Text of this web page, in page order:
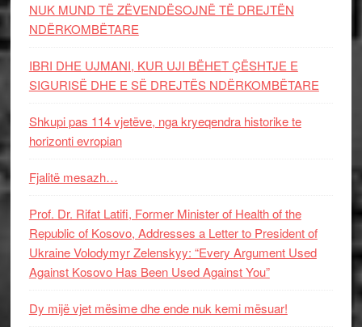
NUK MUND TË ZËVENDËSOJNË TË DREJTËN
NDËRKOMBËTARE
IBRI DHE UJMANI, KUR UJI BËHET ÇËSHTJE E
SIGURISË DHE E SË DREJTËS NDËRKOMBËTARE
Shkupi pas 114 vjetëve, nga kryeqendra historike te
horizonti evropian
Fjalitë mesazh…
Prof. Dr. Rifat Latifi, Former Minister of Health of the
Republic of Kosovo, Addresses a Letter to President of
Ukraine Volodymyr Zelenskyy: “Every Argument Used
Against Kosovo Has Been Used Against You”
Dy mijë vjet mësime dhe ende nuk kemi mësuar!